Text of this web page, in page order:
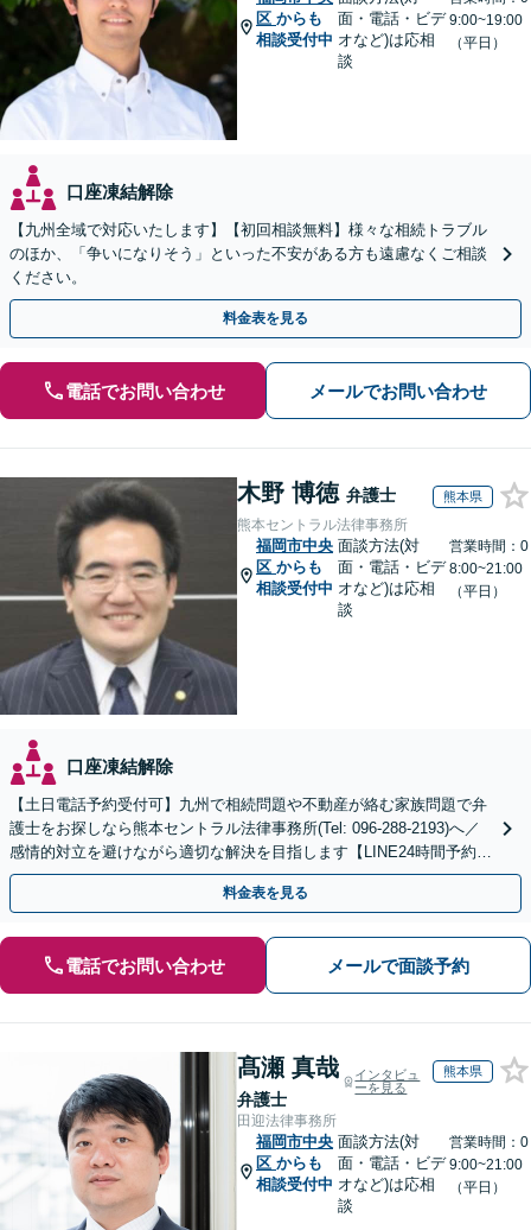
区 からも
相談受付中
面・電話・ビデ
オなど)は応相
談
9:00~19:00
（平日）
口座凍結解除
【九州全域で対応いたします】【初回相談無料】様々な相続トラブル
のほか、「争いになりそう」といった不安がある方も遠慮なくご相談
ください。
料金表を見る
電話でお問い合わせ メールでお問い合わせ
木野 博徳 弁護士 熊本県
熊本セントラル法律事務所
福岡市中央
区 からも
相談受付中
面談方法(対
面・電話・ビデ
オなど)は応相
談
営業時間：0
8:00~21:00
（平日）
口座凍結解除
【土日電話予約受付可】九州で相続問題や不動産が絡む家族問題で弁
護士をお探しなら熊本セントラル法律事務所(Tel: 096-288-2193)へ／
感情的対立を避けながら適切な解決を目指します【LINE24時間予約受
付可】【休日・夜間相談可】
料金表を見る
電話でお問い合わせ メールで面談予約
髙瀬 真哉
弁護士
インタビュ
ーを見る
熊本県
田迎法律事務所
福岡市中央
区 からも
相談受付中
面談方法(対
面・電話・ビデ
オなど)は応相
談
営業時間：0
9:00~21:00
（平日）